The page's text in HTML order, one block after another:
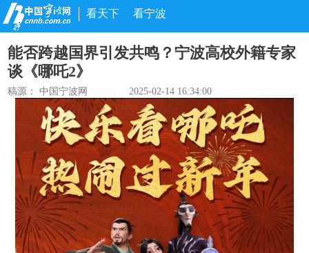
看天下 看宁波
能否跨越国界引发共鸣？宁波高校外籍专家
谈《哪吒2》
稿源： 中国宁波网 2025-02-14 16:34:00